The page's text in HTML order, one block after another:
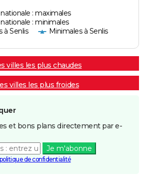
: maximales
: minimales
à Senlis
Minimales à Senlis
villes les plus chaudes
villes les plus froides
et bons plans directement par e-
Je m'abonne
de confidentialité